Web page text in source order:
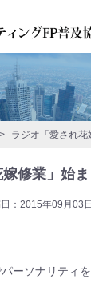
> ラジオ「愛され
修業」始
：2015年09月03日
ーソナリティを